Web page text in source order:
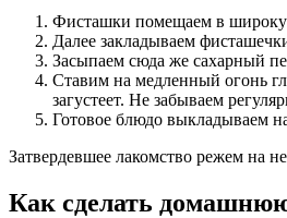
Фисташки помещаем в
Далее закладываем
Засыпаем сюда же сахарный
Ставим на медленный огонь
загустеет. Не забываем
Готовое блюдо выкладываем
Затвердевшее лакомство режем на
Как сделать